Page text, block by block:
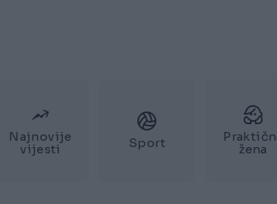
Najnovije
vijesti
Sport
žena